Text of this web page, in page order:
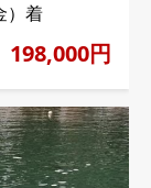
）着
198,000円